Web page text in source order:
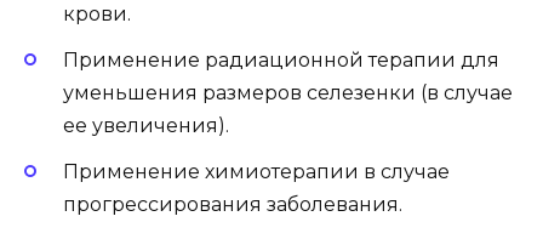
крови.
Применение радиационной терапии для
уменьшения размеров селезенки (в случае
ее увеличения).
Применение химиотерапии в случае
прогрессирования заболевания.